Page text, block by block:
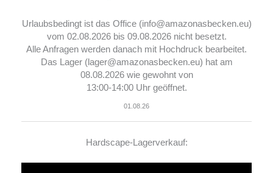
Urlaubsbedingt ist das Office (info@amazonasbecken.eu)
vom 02.08.2026 bis 09.08.2026 nicht besetzt.
Alle Anfragen werden danach mit Hochdruck bearbeitet.
Das Lager (lager@amazonasbecken.eu) hat am
08.08.2026 wie gewohnt von
13:00-14:00 Uhr geöffnet.
01.08.26
Hardscape-Lagerverkauf: